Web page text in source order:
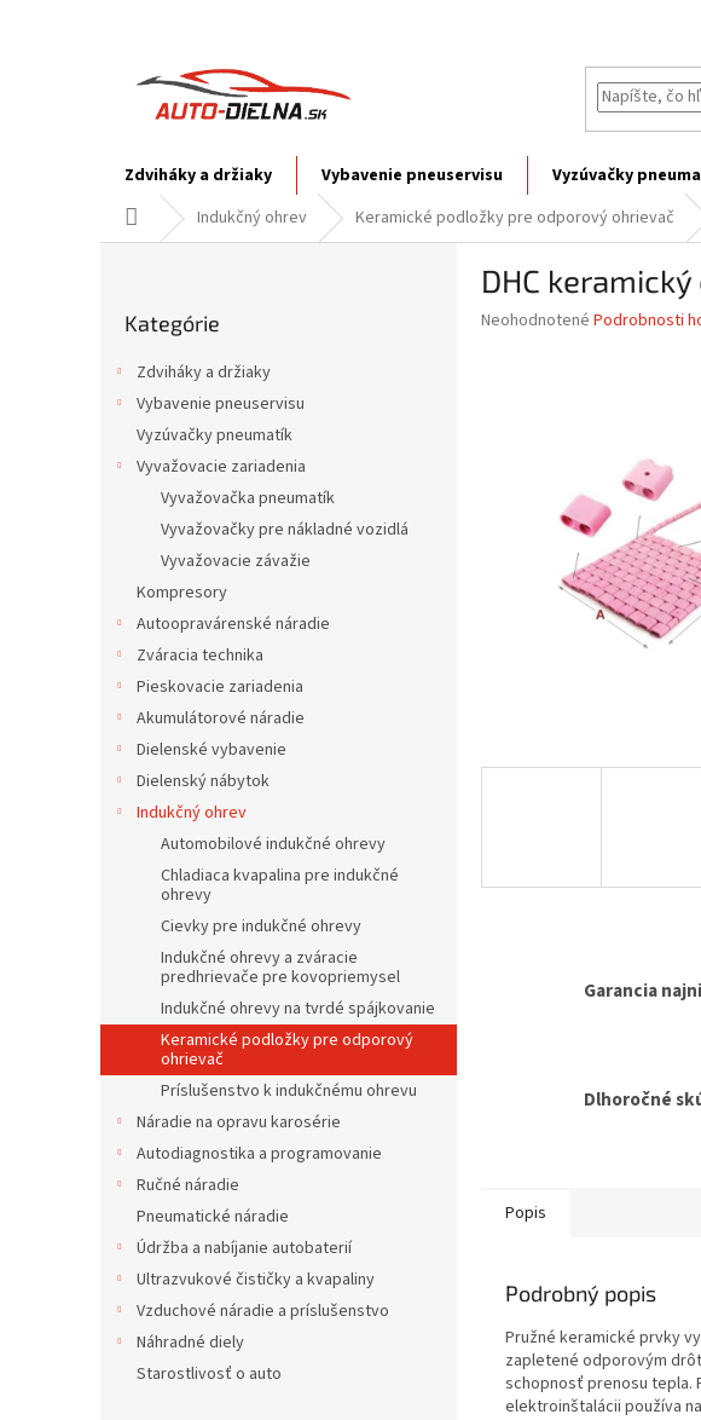
Zdviháky a držiaky Vybavenie pneuservisu Vyzúvačky
DomovIndukčný ohrev Keramické podložky pre odporový ohrievač
kategórie
Kategórie
Zdviháky a držiaky
Vybavenie pneuservisu
Vyzúvačky pneumatík
Vyvažovacie zariadenia
Vyvažovačka pneumatík
Vyvažovačky pre nákladné vozidlá
Vyvažovacie závažie
Kompresory
Autoopravárenské náradie
Zváracia technika
Pieskovacie zariadenia
Akumulátorové náradie
Dielenské vybavenie
Dielenský nábytok
Indukčný ohrev
Automobilové indukčné ohrevy
Chladiaca kvapalina pre indukčné
ohrevy
Cievky pre indukčné ohrevy
Indukčné ohrevy a zváracie
predhrievače pre kovopriemysel
Indukčné ohrevy na tvrdé spájkovanie
Keramické podložky pre odporový
ohrievač
Príslušenstvo k indukčnému ohrevu
Náradie na opravu karosérie
Autodiagnostika a programovanie
Ručné náradie
Pneumatické náradie
Údržba a nabíjanie autobaterií
Ultrazvukové čističky a kvapaliny
Vzduchové náradie a príslušenstvo
Náhradné diely
Starostlivosť o auto
DHC
Priemerné
Neohodnotené Podrobnosti
Garancia
Dlhoročné
Popis
Podrobný popis
Pružné keramické prvky
zapletené odporovým
schopnosť prenosu tepla.
elektroinštalácii používa